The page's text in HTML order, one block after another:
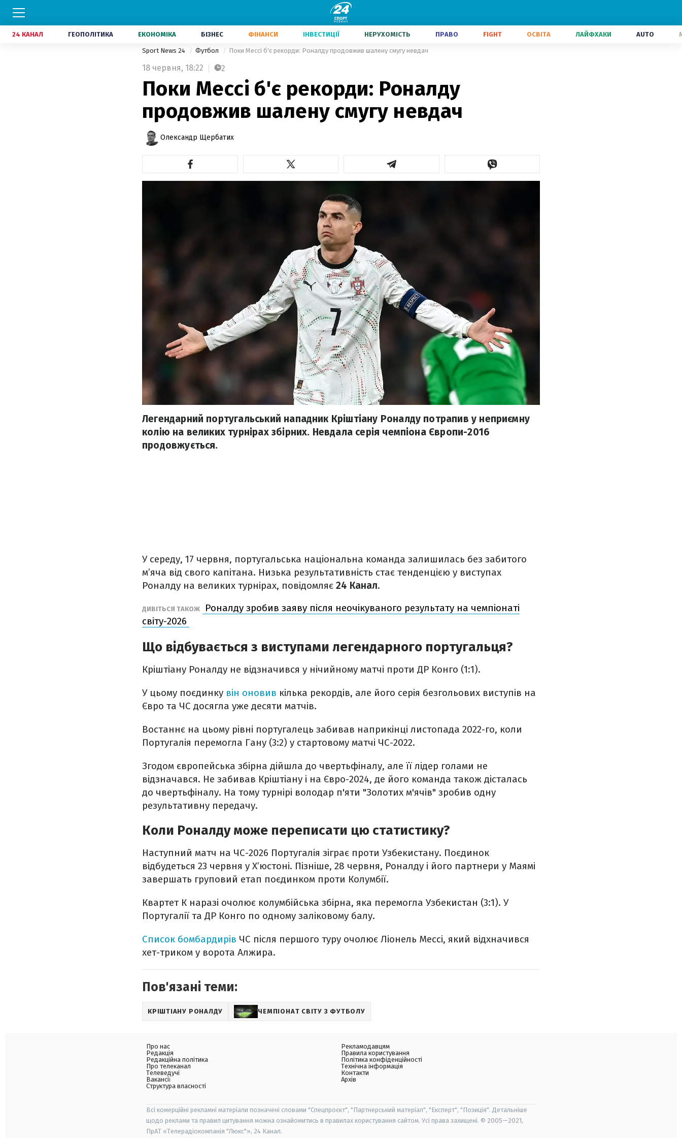
24 КАНАЛ ГЕОПОЛІТИКА ЕКОНОМІКА БІЗНЕС ФІНАНСИ ІНВЕСТИЦІЇ НЕРУХОМІСТЬ ПРАВО FIGHT ОСВІТА ЛАЙФХАКИ AUTO
Sport News 24 Футбол Поки Мессі б'є рекорди: Роналду продовжив шалену смугу невдач
18 червня, 18:22 2
Поки Мессі б'є рекорди: Роналду
продовжив шалену смугу невдач
Олександр Щербатих
Легендарний португальський нападник Кріштіану Роналду потрапив у неприємну
колію на великих турнірах збірних. Невдала серія чемпіона Європи-2016
продовжується.
У середу, 17 червня, португальська національна команда залишилась без забитого
м’яча від свого капітана. Низька результативність стає тенденцією у виступах
Роналду на великих турнірах, повідомляє 24 Канал.
ДИВІТЬСЯ ТАКОЖ
Роналду зробив заяву після неочікуваного результату на чемпіонаті
світу-2026
Що відбувається з виступами легендарного португальця?
Кріштіану Роналду не відзначився у нічийному матчі проти ДР Конго (1:1).
У цьому поєдинку він оновив кілька рекордів, але його серія безгольових виступів на
Євро та ЧС досягла уже десяти матчів.
Востаннє на цьому рівні португалець забивав наприкінці листопада 2022-го, коли
Португалія перемогла Гану (3:2) у стартовому матчі ЧС-2022.
Згодом європейська збірна дійшла до чвертьфіналу, але її лідер голами не
відзначався. Не забивав Кріштіану і на Євро-2024, де його команда також дісталась
до чвертьфіналу. На тому турнірі володар п'яти "Золотих м'ячів" зробив одну
результативну передачу.
Коли Роналду може переписати цю статистику?
Наступний матч на ЧС-2026 Португалія зіграє проти Узбекистану. Поєдинок
відбудеться 23 червня у Х’юстоні. Пізніше, 28 червня, Роналду і його партнери у Маямі
завершать груповий етап поєдинком проти Колумбії.
Квартет К наразі очолює колумбійська збірна, яка перемогла Узбекистан (3:1). У
Португалії та ДР Конго по одному заліковому балу.
Список бомбардирів ЧС після першого туру очолює Ліонель Мессі, який відхначився
хет-триком у ворота Алжира.
Пов'язані теми:
КРІШТІАНУ РОНАЛДУ ЧЕМПІОНАТ СВІТУ З ФУТБОЛУ
Про нас
Редакція
Редакційна політика
Про телеканал
Телеведучі
Вакансії
Структура власності
Рекламодавцям
Правила користування
Політика конфіденційності
Технічна інформація
Контакти
Архів
Всі комерційні рекламні матеріали позначені словами "Спецпроєкт", "Партнерський матеріал", "Експерт", "Позиція". Детальніше
щодо реклами та правил цитування можна ознайомитись в правилах користування сайтом. Усі права захищені. © 2005—2021,
ПрАТ «Телерадіокомпанія "Люкс"», 24 Канал.